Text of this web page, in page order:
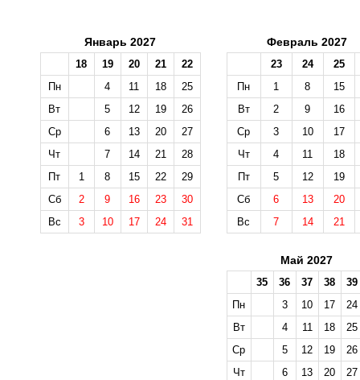
Январь 2027
18 19 20 21
22
Пн
4 11 18
25
Вт
5 12 19
26
Ср
6 13 20
27
Чт
7 14 21
28
Пт
1 8 15 22
29
Сб
2 9 16 23
30
Вс
3 10 17 24 31
Февраль 2027
23 24
25
Пн
1 8
15
Вт
2 9
16
Ср
3 10
17
Чт
4 11
18
Пт
5 12
19
Сб
6 13
20
Вс
7 14 21
Май 2027
35 36 37 38
39
Пн
3 10 17
24
Вт
4 11 18
25
Ср
5 12 19
26
Чт
6 13 20
27